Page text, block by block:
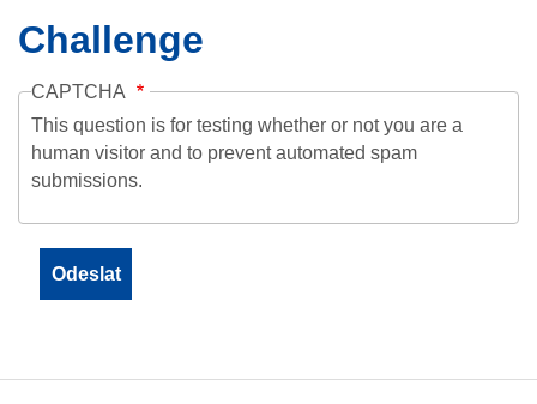
Challenge
CAPTCHA
This question is for testing whether or not you are a
human visitor and to prevent automated spam
submissions.